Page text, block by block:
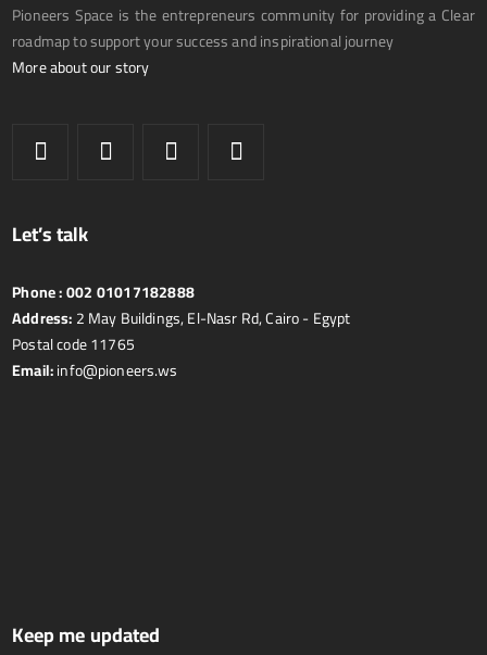
Pioneers Space is the entrepreneurs community for providing a Clear
roadmap to support your success and inspirational journey
More about our story
Let’s talk
Phone :002 01017182888
Address:2 May Buildings, El-Nasr Rd, Cairo - Egypt
Postal code 11765
Email:info@pioneers.ws
Keep me updated